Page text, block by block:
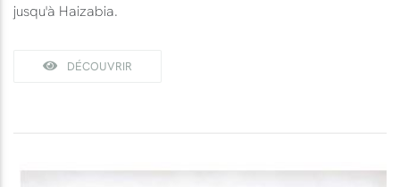
jusqu'à Haizabia.
DÉCOUVRIR